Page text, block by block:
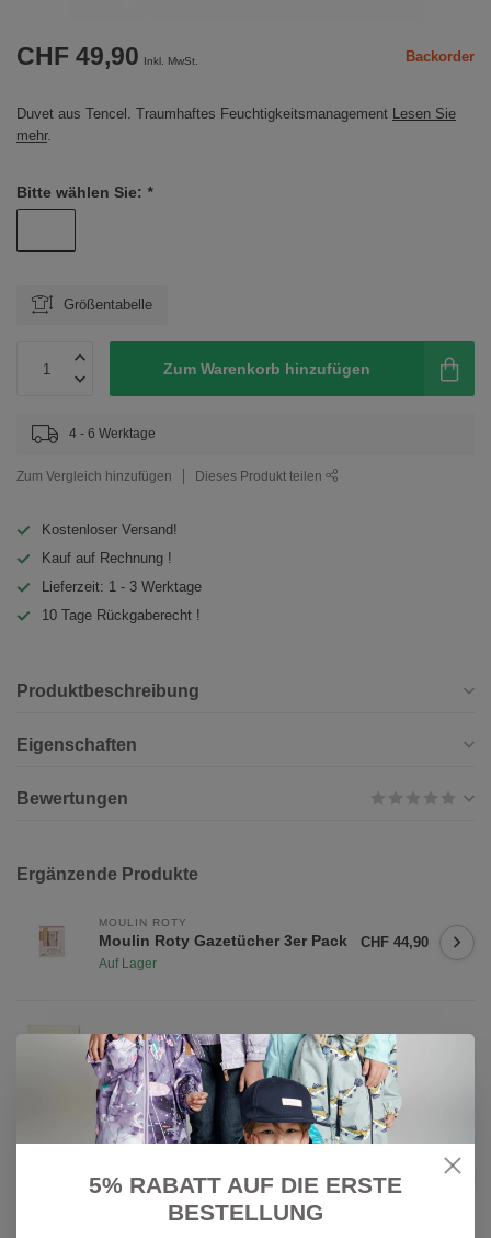
CHF 49,90 Inkl. MwSt. Backorder
Duvet aus Tencel. Traumhaftes Feuchtigkeitsmanagement Lesen Sie
mehr.
Bitte wählen Sie: *
Größentabelle
Zum Warenkorb hinzufügen
4 - 6 Werktage
Zum Vergleich hinzufügen Dieses Produkt teilen
Kostenloser Versand!
Kauf auf Rechnung !
Lieferzeit: 1 - 3 Werktage
10 Tage Rückgaberecht !
Produktbeschreibung
Eigenschaften
Bewertungen
Ergänzende Produkte
MOULIN ROTY
Moulin Roty Gazetücher 3er Pack
Auf Lager
CHF 44,90
STERNTALER
Sterntaler Schmusedecke Laura
Auf Lager
CHF 49,00
CHF 19,00
ZEWI BÉBÉ-JOU
Dream 100x150
64,90
5% RABATT AUF DIE ERSTE
BESTELLUNG